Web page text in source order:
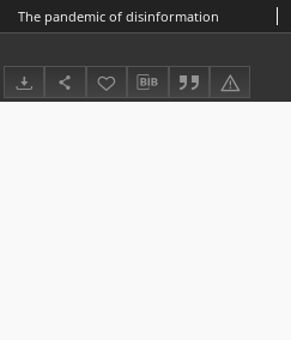
The pandemic of disinformation